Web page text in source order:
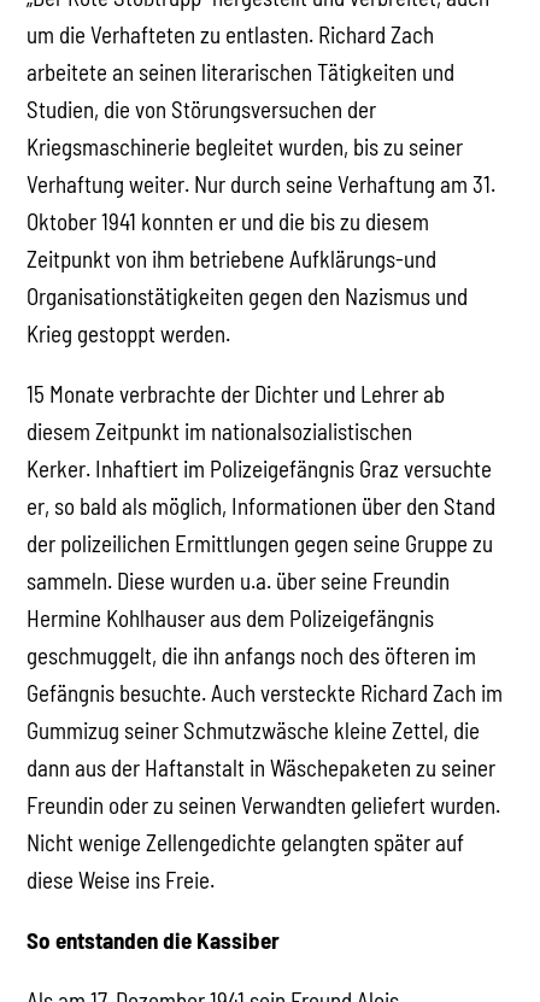
um die Verhafteten zu entlasten. Richard Zach
arbeitete an seinen literarischen Tätigkeiten und
Studien, die von Störungsversuchen der
Kriegsmaschinerie begleitet wurden, bis zu seiner
Verhaftung weiter. Nur durch seine Verhaftung am 31.
Oktober 1941 konnten er und die bis zu diesem
Zeitpunkt von ihm betriebene Aufklärungs-und
Organisationstätigkeiten gegen den Nazismus und
Krieg gestoppt werden.
15 Monate verbrachte der Dichter und Lehrer ab
diesem Zeitpunkt im nationalsozialistischen
Kerker. Inhaftiert im Polizeigefängnis Graz versuchte
er, so bald als möglich, Informationen über den Stand
der polizeilichen Ermittlungen gegen seine Gruppe zu
sammeln. Diese wurden u.a. über seine Freundin
Hermine Kohlhauser aus dem Polizeigefängnis
geschmuggelt, die ihn anfangs noch des öfteren im
Gefängnis besuchte. Auch versteckte Richard Zach im
Gummizug seiner Schmutzwäsche kleine Zettel, die
dann aus der Haftanstalt in Wäschepaketen zu seiner
Freundin oder zu seinen Verwandten geliefert wurden.
Nicht wenige Zellengedichte gelangten später auf
diese Weise ins Freie.
So entstanden die Kassiber